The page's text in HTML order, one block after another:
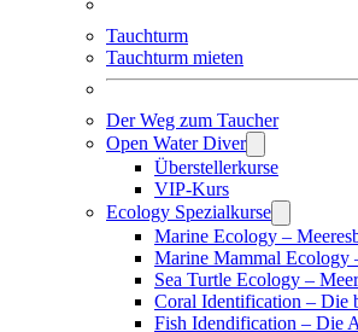
Tauchturm
Tauchturm mieten
Der Weg zum Taucher
Open Water Diver
Überstellerkurse
VIP-Kurs
Ecology Spezialkurse
Marine Ecology –
Marine Mammal Ecology
Sea Turtle Ecology –
Coral Identification – Die
Fish Idendification – Die